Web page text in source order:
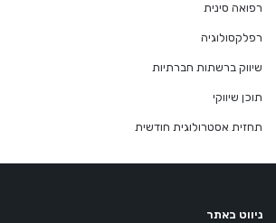
רפואה סינית
רפלקסולוגיה
שיווק ברשתות חברתיות
תוכן שיווקי
תחזית אסטרולוגית חודשית
ניווט באתר